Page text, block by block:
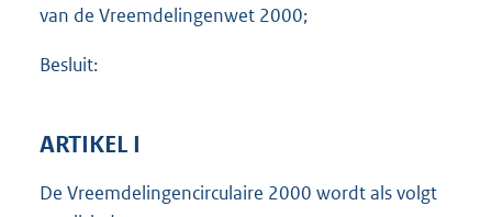
5
van de Vreemdelingenwet 2000;
Besluit:
ARTIKEL I
De Vreemdelingencirculaire 2000 wordt als volgt